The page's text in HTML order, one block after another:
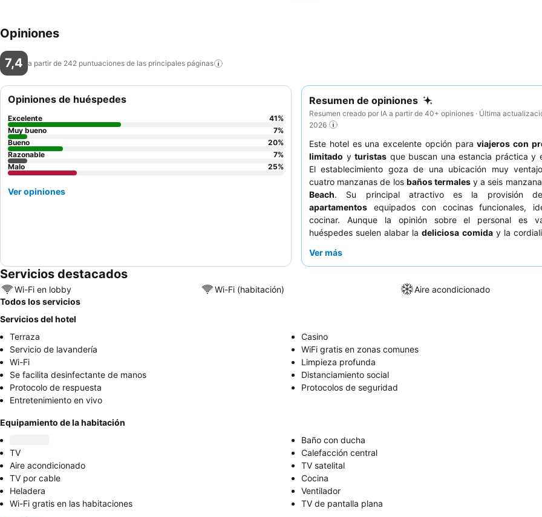
Opiniones
7,4 a partir de 242 puntuaciones de las principales páginas
Resumen de opiniones
Resumen creado por IA a partir de 40+ opiniones · Última
2026
Este hotel es una excelente opción paraviajeros con
limitado yturistas que buscan una estancia práctica y
El establecimiento goza de una ubicación muy
cuatro manzanas de los baños termalesy a seis
Beach. Su principal atractivo es la provisión
apartamentos equipados con cocinas funcionales,
cocinar. Aunque la opinión sobre el personal es
huéspedes suelen alabar ladeliciosa comiday la
huéspedes pueden preguntar por los
Ver más
Opiniones de huéspedes
Excelente 41%
Muy bueno
7%
Bueno
20%
Razonable
7%
Malo
25%
Ver opiniones
Servicios destacados
Wi-Fi en lobby Wi-Fi (habitación)
Aire acondicionado
Todos los servicios
Servicios del hotel
Terraza
Casino
Servicio de lavandería
WiFi gratis en zonas comunes
Wi-Fi
Limpieza profunda
Se facilita desinfectante de manos
Distanciamiento social
Protocolo de respuesta
Protocolos de seguridad
Entretenimiento en vivo
Equipamiento de la habitación
Baño con ducha
TV
Calefacción central
Aire acondicionado
TV satelital
TV por cable
Cocina
Heladera
Ventilador
Wi-Fi gratis en las habitaciones
TV de pantalla plana